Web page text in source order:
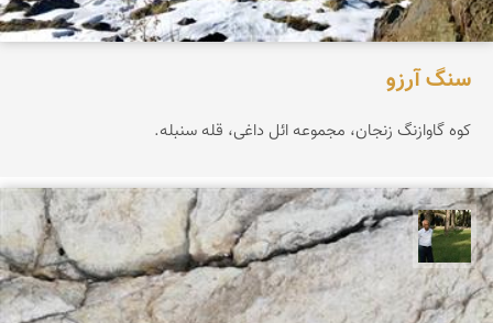
سنگ آرزو
کوه گاوازنگ زنجان، مجموعه ائل داغی، قله سنبله.
عبدل شعبانی